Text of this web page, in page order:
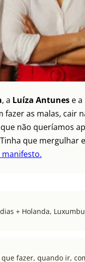
, a Luíza Antunes e a
as malas, cair
não queríamos
que mergulhar
manifesto.
+ Holanda,
fazer, quando ir,